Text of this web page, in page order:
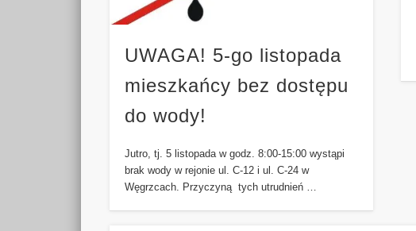
UWAGA! 5-go listopada
mieszkańcy bez dostępu
do wody!
Jutro, tj. 5 listopada w godz. 8:00-15:00 wystąpi
brak wody w rejonie ul. C-12 i ul. C-24 w
Węgrzcach. Przyczyną tych utrudnień …